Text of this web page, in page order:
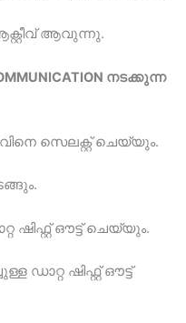
ആവുന്നു.
നടക്കുന്ന
സെലക്റ്റ് ചെയ്യും.
ഷിഫ്റ്റ് ഔട്ട് ചെയ്യും.
ഡാറ്റ ഷിഫ്റ്റ് ഔട്ട്